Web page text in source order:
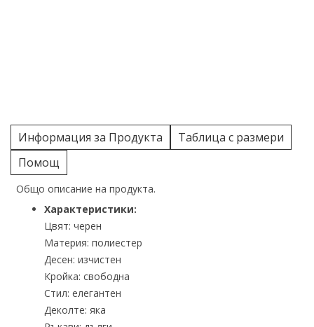
Информация за Продукта
Таблица с размери
Помощ
Общо описание на продукта.
Характеристики:
Цвят: черен
Материя: полиестер
Десен: изчистен
Кройка: свободна
Стил: елегантен
Деколте: яка